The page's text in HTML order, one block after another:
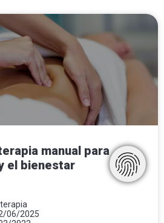
manual para
el bienestar
06/2025